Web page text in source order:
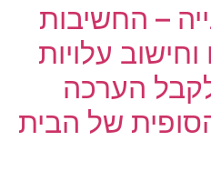
– החשיבות
עלויות
הערכה
של הבית